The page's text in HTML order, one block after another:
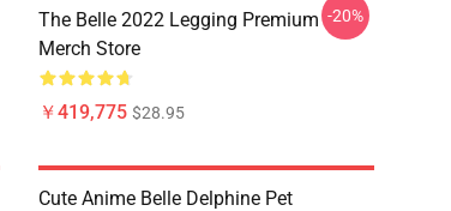
The Belle 2022 Legging Premium
Merch Store
￥419,775 $28.95
-20%
Cute Anime Belle Delphine Pet